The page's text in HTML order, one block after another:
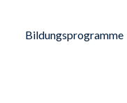
Bildungsprogramme